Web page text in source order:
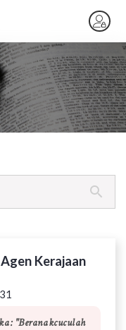
Kerajaan
"Beranakcuculah